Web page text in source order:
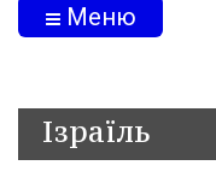
Меню
Ізраїль